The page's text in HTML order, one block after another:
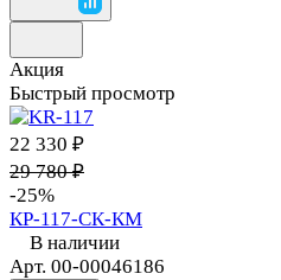
Акция
Быстрый просмотр
22 330 ₽
29 780 ₽
-25%
КР-117-СК-КМ
В наличии
Арт. 00-00046186